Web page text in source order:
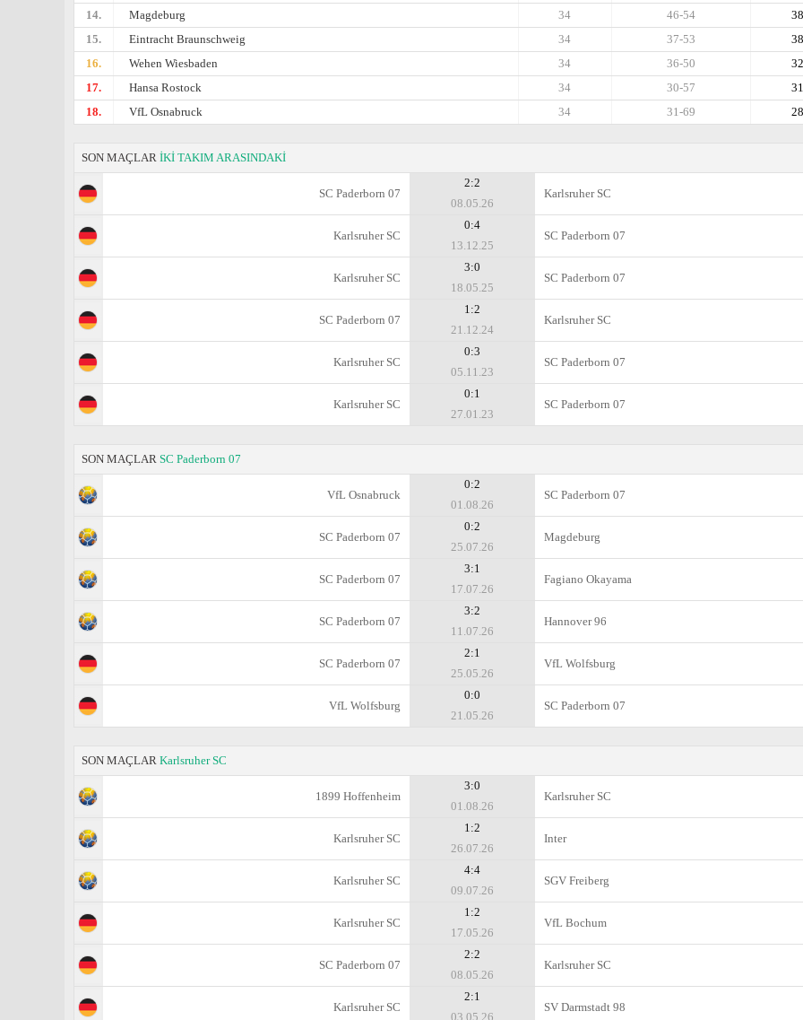
14.
Magdeburg 38
46-54
34
15.
Eintracht Braunschweig 38
37-53
34
16.
Wehen Wiesbaden 32
36-50
34
17.
Hansa Rostock 31
30-57
34
18.
VfL Osnabruck 28
31-69
34
SON MAÇLAR İKİ TAKIM ARASINDAKİ
SC Paderborn 07
2:2
08.05.26
Karlsruher SC
Karlsruher SC
0:4
13.12.25
SC Paderborn 07
Karlsruher SC
3:0
18.05.25
SC Paderborn 07
SC Paderborn 07
1:2
21.12.24
Karlsruher SC
Karlsruher SC
0:3
05.11.23
SC Paderborn 07
Karlsruher SC
0:1
27.01.23
SC Paderborn 07
SON MAÇLAR SC Paderborn 07
VfL Osnabruck
0:2
01.08.26
SC Paderborn 07
SC Paderborn 07
0:2
25.07.26
Magdeburg
SC Paderborn 07
3:1
17.07.26
Fagiano Okayama
SC Paderborn 07
3:2
11.07.26
Hannover 96
SC Paderborn 07
2:1
25.05.26
VfL Wolfsburg
VfL Wolfsburg
0:0
21.05.26
SC Paderborn 07
SON MAÇLAR Karlsruher SC
1899 Hoffenheim
3:0
01.08.26
Karlsruher SC
Karlsruher SC
1:2
26.07.26
Inter
Karlsruher SC
4:4
09.07.26
SGV Freiberg
Karlsruher SC
1:2
17.05.26
VfL Bochum
SC Paderborn 07
2:2
08.05.26
Karlsruher SC
Karlsruher SC
2:1
03.05.26
SV Darmstadt 98